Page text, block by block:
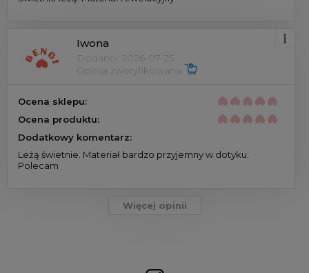
Iwona
Dodano: 2026-07-25
Opinia zweryfikowana
Ocena sklepu:
Ocena produktu:
Dodatkowy komentarz:
Leżą świetnie. Materiał bardzo przyjemny w dotyku.
Polecam
Więcej opinii